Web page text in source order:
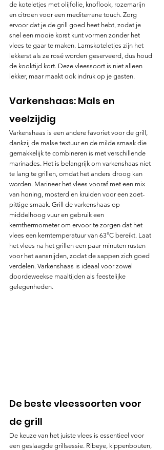
de koteletjes met olijfolie, knoflook, rozemarijn
en citroen voor een mediterrane touch. Zorg
ervoor dat je de grill goed heet hebt, zodat je
snel een mooie korst kunt vormen zonder het
vlees te gaar te maken. Lamskoteletjes zijn het
lekkerst als ze rosé worden geserveerd, dus houd
de kooktijd kort. Deze vleessoort is niet alleen
lekker, maar maakt ook indruk op je gasten.
Varkenshaas: Mals en
veelzijdig
Varkenshaas is een andere favoriet voor de grill,
dankzij de malse textuur en de milde smaak die
gemakkelijk te combineren is met verschillende
marinades. Het is belangrijk om varkenshaas niet
te lang te grillen, omdat het anders droog kan
worden. Marineer het vlees vooraf met een mix
van honing, mosterd en kruiden voor een zoet-
pittige smaak. Grill de varkenshaas op
middelhoog vuur en gebruik een
kernthermometer om ervoor te zorgen dat het
vlees een kerntemperatuur van 63°C bereikt. Laat
het vlees na het grillen een paar minuten rusten
voor het aansnijden, zodat de sappen zich goed
verdelen. Varkenshaas is ideaal voor zowel
doordeweekse maaltijden als feestelijke
gelegenheden.
De beste vleessoorten voor
de grill
De keuze van het juiste vlees is essentieel voor
een geslaagde grillsessie. Ribeye, kippenbouten,